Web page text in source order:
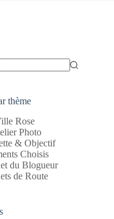
thème
Rose
Photo
& Objectif
Choisis
du Blogueur
de Route